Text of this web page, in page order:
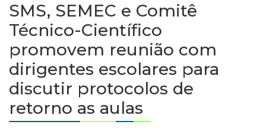
SMS, SEMEC e Comitê
Técnico-Científico
promovem reunião com
dirigentes escolares para
discutir protocolos de
retorno as aulas